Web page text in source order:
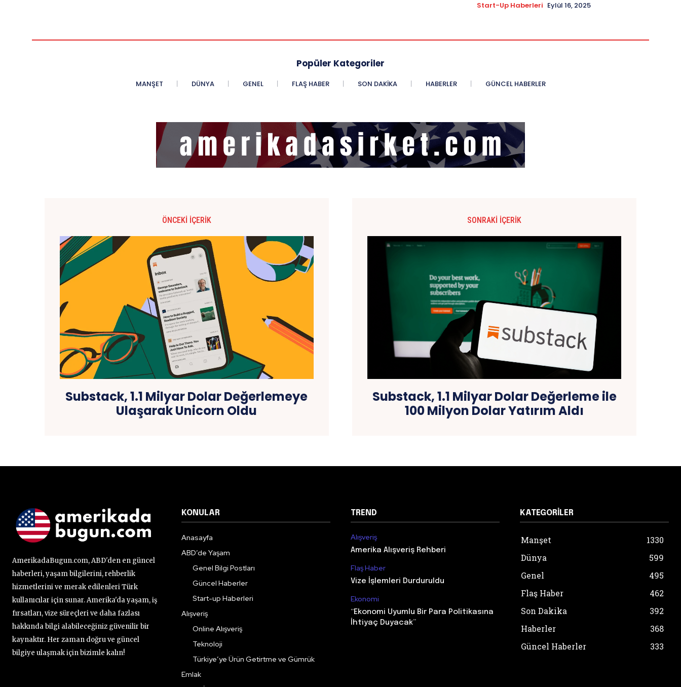
Start-Up Haberleri Eylül 16, 2025
Popüler Kategoriler
MANŞET DÜNYA GENEL FLAŞ HABER SON DAKIKA HABERLER GÜNCEL HABERLER
ÖNCEKI İÇERIK
Substack, 1.1 Milyar Dolar Değerlemeye
Ulaşarak Unicorn Oldu
SONRAKI İÇERIK
Substack, 1.1 Milyar Dolar Değerleme ile
100 Milyon Dolar Yatırım Aldı
AmerikadaBugun.com, ABD'den en güncel
haberleri, yaşam bilgilerini, rehberlik
hizmetlerini ve merak edilenleri Türk
kullanıcılar için sunar. Amerika'da yaşam, iş
fırsatları, vize süreçleri ve daha fazlası
hakkında bilgi alabileceğiniz güvenilir bir
kaynaktır. Her zaman doğru ve güncel
bilgiye ulaşmak için bizimle kalın!
KONULAR
Anasayfa
ABD’de Yaşam
Genel Bilgi Postları
Güncel Haberler
Start-up Haberleri
Alışveriş
Online Alışveriş
Teknoloji
Türkiye’ye Ürün Getirtme ve Gümrük
Emlak
TREND
Alışveriş
Amerika Alışveriş Rehberi
Flaş Haber
Vize İşlemleri Durduruldu
Ekonomi
“Ekonomi Uyumlu Bir Para Politikasına
İhtiyaç Duyacak”
KATEGORILER
Manşet
1330
Dünya
599
Genel
495
Flaş Haber
462
Son Dakika
392
Haberler
368
Güncel Haberler
333